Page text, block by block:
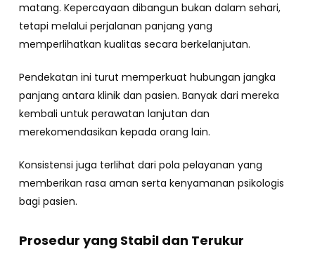
matang. Kepercayaan dibangun bukan dalam sehari,
tetapi melalui perjalanan panjang yang
memperlihatkan kualitas secara berkelanjutan.
Pendekatan ini turut memperkuat hubungan jangka
panjang antara klinik dan pasien. Banyak dari mereka
kembali untuk perawatan lanjutan dan
merekomendasikan kepada orang lain.
Konsistensi juga terlihat dari pola pelayanan yang
memberikan rasa aman serta kenyamanan psikologis
bagi pasien.
Prosedur yang Stabil dan Terukur